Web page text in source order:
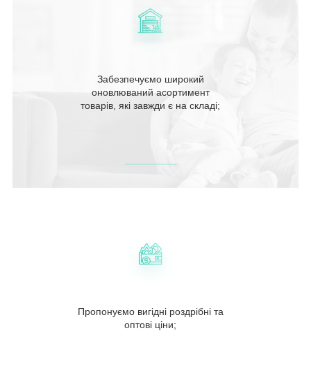
Забезпечуємо широкий
оновлюваний асортимент
товарів, які завжди є на складі;
Пропонуємо вигідні роздрібні та
оптові ціни;